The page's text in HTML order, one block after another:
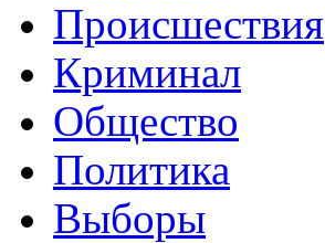
Происшествия
Криминал
Общество
Политика
Выборы